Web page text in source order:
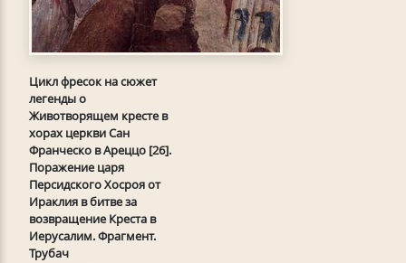
Цикл фресок на сюжет
легенды о
Животворящем кресте в
хорах церкви Сан
Франческо в Ареццо [26].
Поражение царя
Персидского Хосроя от
Ираклия в битве за
возвращение Креста в
Иерусалим. Фрагмент.
Трубач